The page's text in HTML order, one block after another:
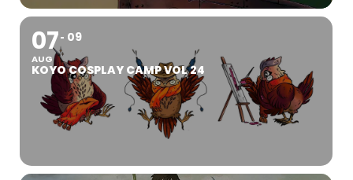
07
AUG
09
KOYO COSPLAY CAMP VOL 24